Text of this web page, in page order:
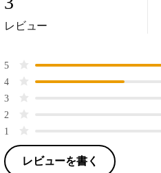
レビュー
5
4
3
2
1
レビューを書く